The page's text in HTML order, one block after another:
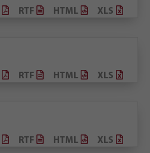
XLS
HTML
RTF
XLS
HTML
RTF
XLS
HTML
RTF